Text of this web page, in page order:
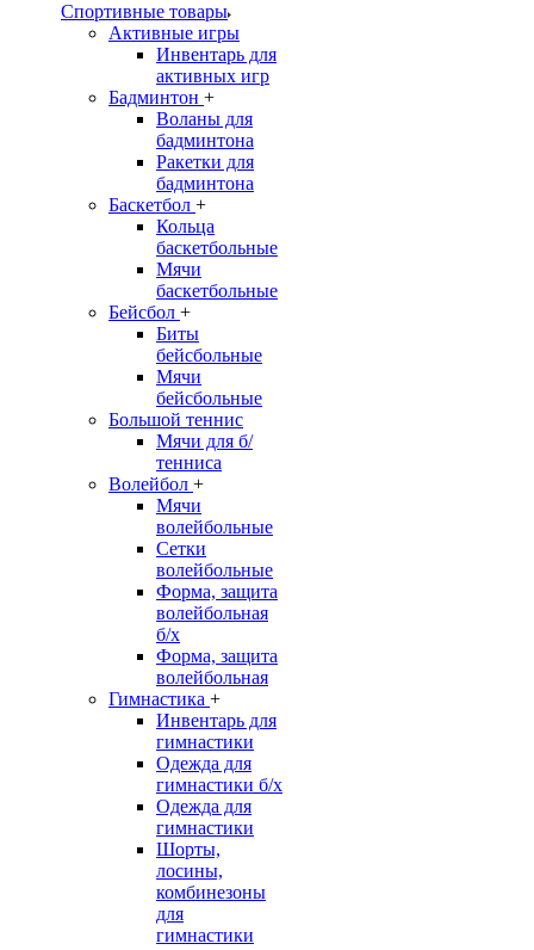
Спортивные товары
Активные игры
Инвентарь для
активных игр
Бадминтон +
Воланы для
бадминтона
Ракетки для
бадминтона
Баскетбол +
Кольца
баскетбольные
Мячи
баскетбольные
Бейсбол +
Биты
бейсбольные
Мячи
бейсбольные
Большой теннис
Мячи для б/
тенниса
Волейбол +
Мячи
волейбольные
Сетки
волейбольные
Форма, защита
волейбольная
б/х
Форма, защита
волейбольная
Гимнастика +
Инвентарь для
гимнастики
Одежда для
гимнастики б/х
Одежда для
гимнастики
Шорты,
лосины,
комбинезоны
для
гимнастики